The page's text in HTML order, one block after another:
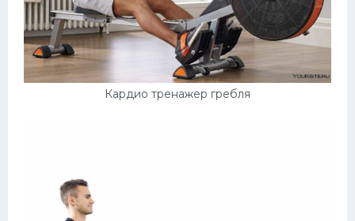
Кардио тренажер гребля